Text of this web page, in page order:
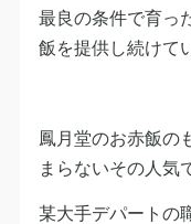
最良の条件で育っ
飯を提供し続けて
鳳月堂のお赤飯の
まらないその人気
某大手デパートの